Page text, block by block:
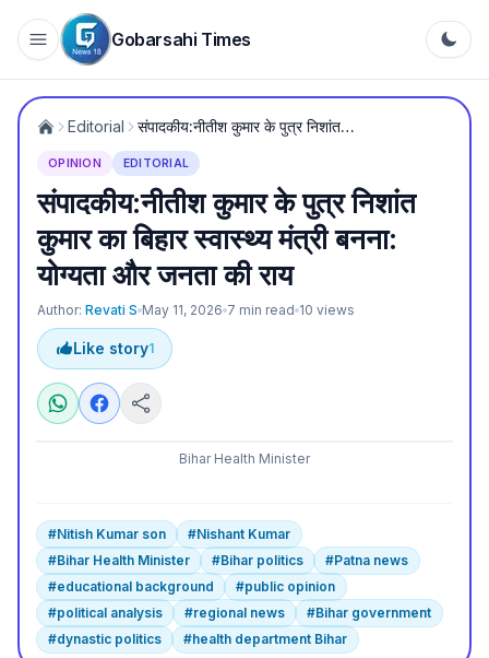
Gobarsahi Times
Editorial संपादकीय:नीतीश कुमार के पुत्र निशांत कुमार का बिहार स्वास्थ्य मंत्री बनना: योग्यता और जनता की राय
OPINION EDITORIAL
संपादकीय:नीतीश कुमार के पुत्र निशांत
कुमार का बिहार स्वास्थ्य मंत्री बनना:
योग्यता और जनता की राय
Author: Revati S May 11, 2026 7 min read 10 views
Like story1
Bihar Health Minister
#Nitish Kumar son #Nishant Kumar
#Bihar Health Minister #Bihar politics #Patna news
#educational background #public opinion
#political analysis #regional news #Bihar government
#dynastic politics #health department Bihar